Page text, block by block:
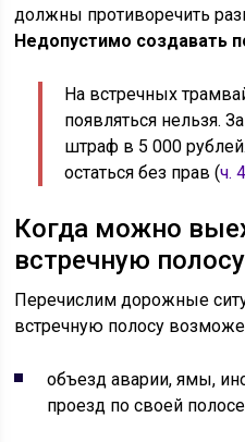
должны противоречить
Недопустимо создавать
На встречных
появляться нельзя.
штраф в 5 000
остаться без прав (ч.
Когда можно
встречную
Перечислим дорожные
встречную полосу
объезд аварии, ямы,
проезд по своей